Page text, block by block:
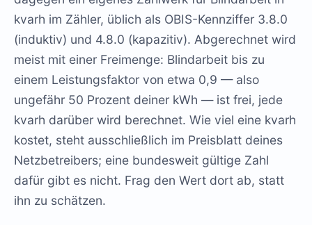
kvarh im Zähler, üblich als OBIS-Kennziffer 3.8.0
(induktiv) und 4.8.0 (kapazitiv). Abgerechnet wird
meist mit einer Freimenge: Blindarbeit bis zu
einem Leistungsfaktor von etwa 0,9 — also
ungefähr 50 Prozent deiner kWh — ist frei, jede
kvarh darüber wird berechnet. Wie viel eine kvarh
kostet, steht ausschließlich im Preisblatt deines
Netzbetreibers; eine bundesweit gültige Zahl
dafür gibt es nicht. Frag den Wert dort ab, statt
ihn zu schätzen.